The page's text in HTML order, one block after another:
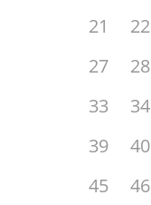
21
22
27
28
33
34
39
40
45
46